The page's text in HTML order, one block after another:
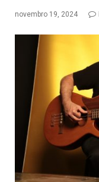
novembro 19, 2024